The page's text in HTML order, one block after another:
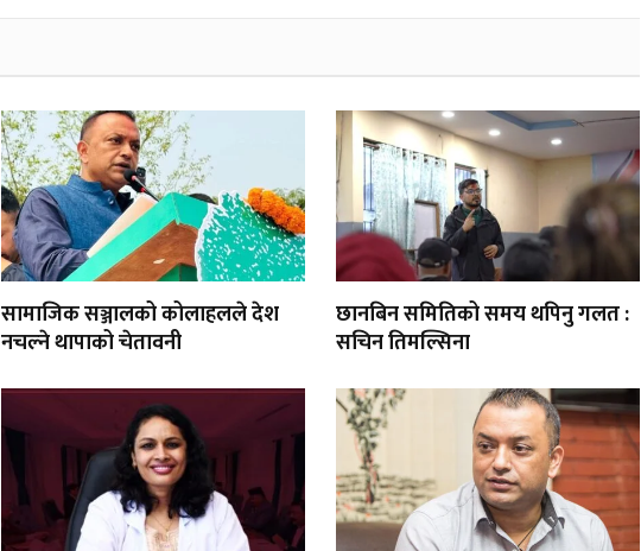
सामाजिक सञ्जालको कोलाहलले देश
नचल्ने थापाको चेतावनी
छानबिन समितिको समय थपिनु गलत :
सचिन तिमल्सिना